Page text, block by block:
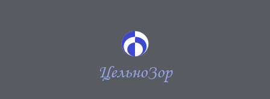
ЦельноЗор